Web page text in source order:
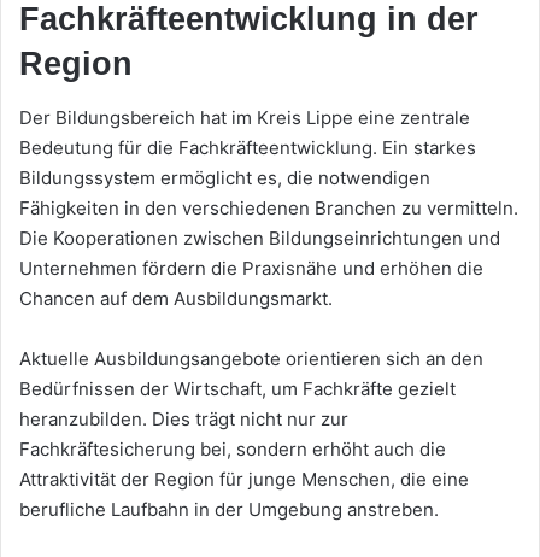
Fachkräfteentwicklung in der
Region
Der Bildungsbereich hat im Kreis Lippe eine zentrale
Bedeutung für die Fachkräfteentwicklung. Ein starkes
Bildungssystem ermöglicht es, die notwendigen
Fähigkeiten in den verschiedenen Branchen zu vermitteln.
Die Kooperationen zwischen Bildungseinrichtungen und
Unternehmen fördern die Praxisnähe und erhöhen die
Chancen auf dem Ausbildungsmarkt.
Aktuelle Ausbildungsangebote orientieren sich an den
Bedürfnissen der Wirtschaft, um Fachkräfte gezielt
heranzubilden. Dies trägt nicht nur zur
Fachkräftesicherung bei, sondern erhöht auch die
Attraktivität der Region für junge Menschen, die eine
berufliche Laufbahn in der Umgebung anstreben.